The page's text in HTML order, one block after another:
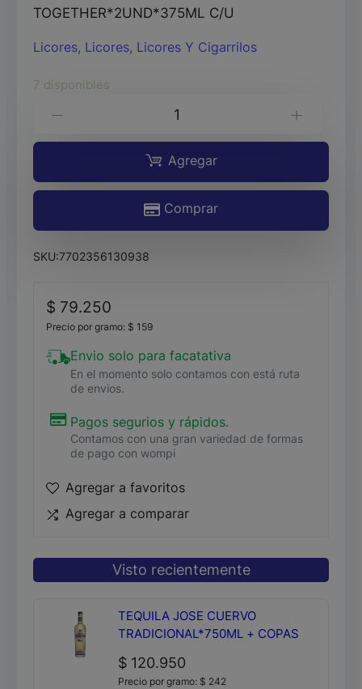
TOGETHER*2UND*375ML C/U
Licores, Licores, Licores Y Cigarrilos
7 disponibles
TOGETHER*2UND*375ML
cantidad
Agregar
Comprar
SKU:7702356130938
$ 79.250
Precio por gramo: $ 159
Envio solo para facatativa
En el momento solo contamos con está ruta
de envios.
Pagos segurios y rápidos.
Contamos con una gran variedad de formas
de pago con wompi
Agregar a favoritos
Agregar a comparar
Visto recientemente
TEQUILA JOSE CUERVO
TRADICIONAL*750ML + COPAS
$ 120.950
Precio por gramo: $ 242